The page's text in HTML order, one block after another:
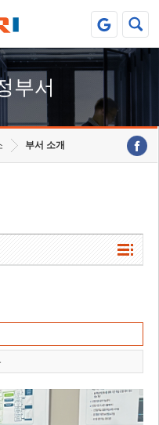
부서
부서 소개